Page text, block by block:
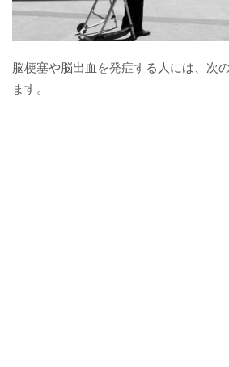
脳梗塞や脳出血を発症する人には、次
ます。